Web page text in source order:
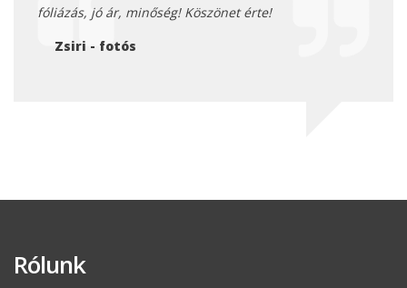
fóliázás, jó ár, minőség! Köszönet érte!
Zsiri - fotós
Rólunk